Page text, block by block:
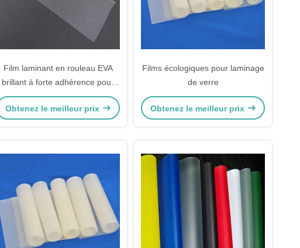
Film laminant en rouleau EVA
brillant à forte adhérence pour
les matériaux polymères dans les
immeubles de bureaux
Obtenez le meilleur prix
Films écologiques pour laminage
de verre
Obtenez le meilleur prix